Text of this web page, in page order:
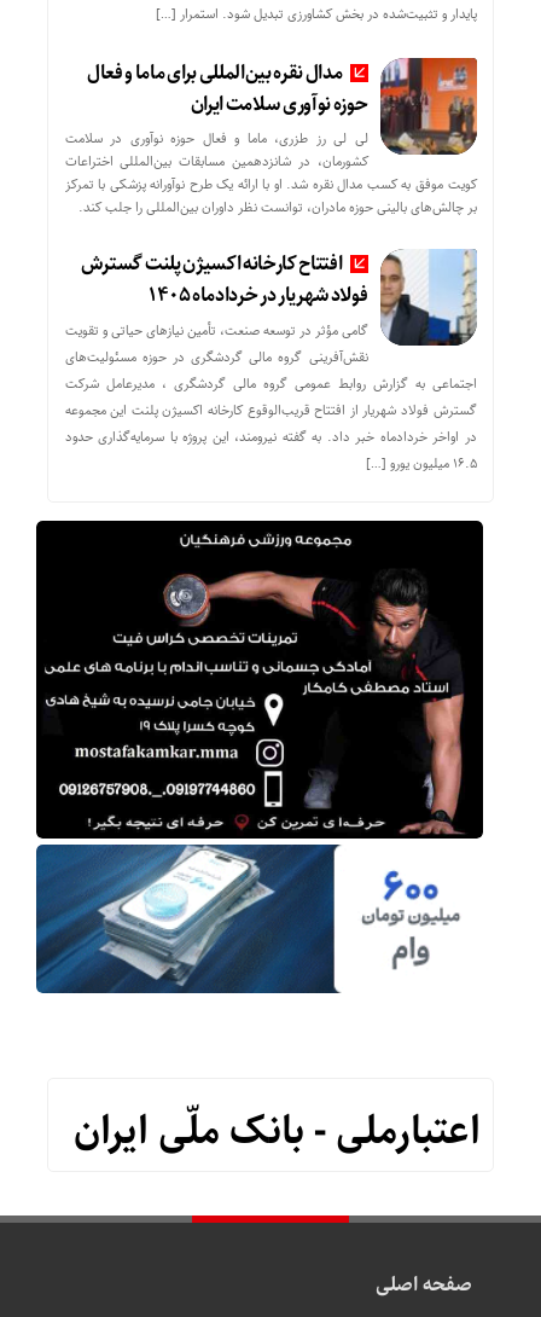
پایدار و تثبیت‌شده در بخش کشاورزی تبدیل شود. استمرار […]
مدال نقره بین‌المللی برای ماما و فعال
حوزه نوآوری سلامت ایران
لی لی رز طزری، ماما و فعال حوزه نوآوری در سلامت
کشورمان، در شانزدهمین مسابقات بین‌المللی اختراعات
کویت موفق به کسب مدال نقره شد. او با ارائه یک طرح نوآورانه پزشکی با تمرکز
بر چالش‌های بالینی حوزه مادران، توانست نظر داوران بین‌المللی را جلب کند.
افتتاح کارخانه اکسیژن پلنت گسترش
فولاد شهریار در خردادماه ۱۴۰۵
گامی مؤثر در توسعه صنعت، تأمین نیازهای حیاتی و تقویت
نقش‌آفرینی گروه مالی گردشگری در حوزه مسئولیت‌های
اجتماعی به گزارش روابط عمومی گروه مالی گردشگری ، مدیرعامل شرکت
گسترش فولاد شهریار از افتتاح قریب‌الوقوع کارخانه اکسیژن پلنت این مجموعه
در اواخر خردادماه خبر داد. به گفته نیرومند، این پروژه با سرمایه‌گذاری حدود
۱۶.۵ میلیون یورو […]
اعتبارملی - بانک ملّی ایران
صفحه اصلی